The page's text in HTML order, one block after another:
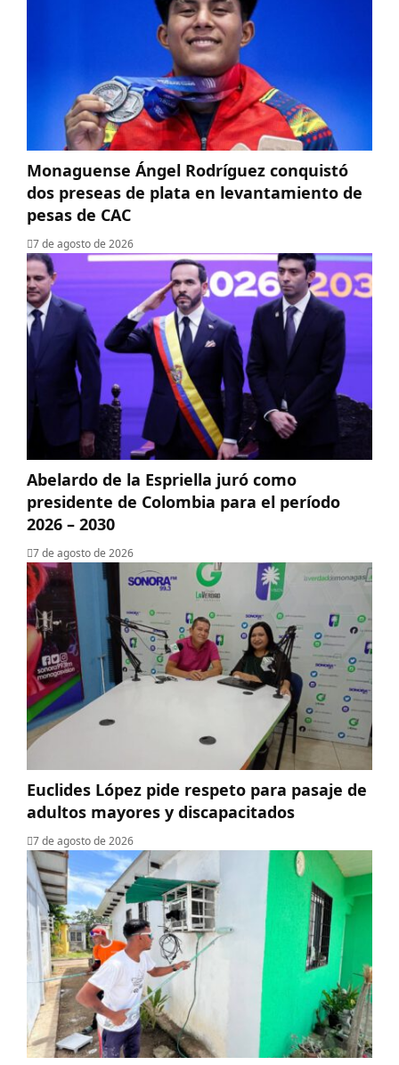
Monaguense Ángel Rodríguez conquistó
dos preseas de plata en levantamiento de
pesas de CAC
7 de agosto de 2026
Abelardo de la Espriella juró como
presidente de Colombia para el período
2026 – 2030
7 de agosto de 2026
Euclides López pide respeto para pasaje de
adultos mayores y discapacitados
7 de agosto de 2026